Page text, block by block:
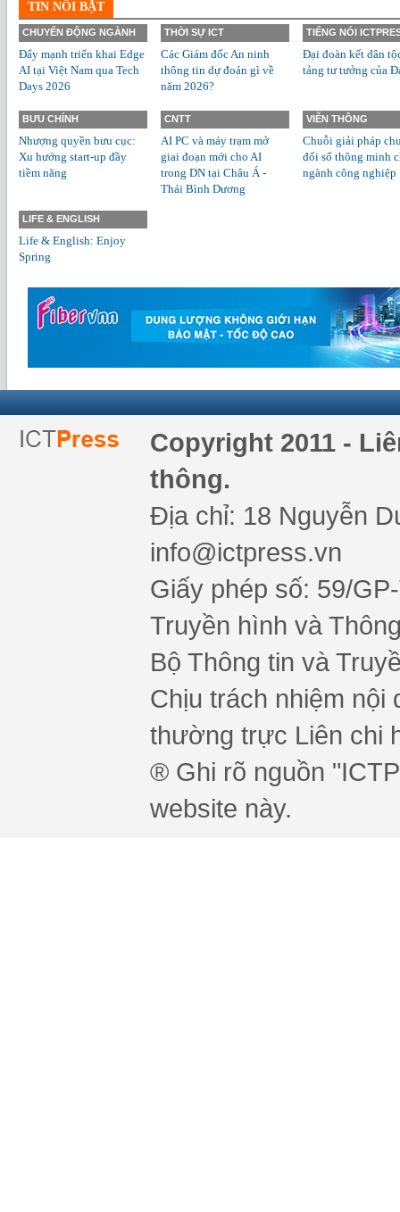
TIN NỔI BẬT
CHUYỂN ĐỘNG NGÀNH
Đẩy mạnh triển khai Edge
AI tại Việt Nam qua Tech
Days 2026
THỜI SỰ ICT
Các Giám đốc An ninh
thông tin dự đoán gì về
năm 2026?
TIẾNG NÓI
Đại đoàn kết dân
tảng tư tưởng của
BƯU CHÍNH
Nhượng quyền bưu cục:
Xu hướng start-up đầy
tiềm năng
CNTT
AI PC và máy trạm mở
giai đoạn mới cho AI
trong DN tại Châu Á -
Thái Bình Dương
VIỄN THÔNG
Chuỗi giải pháp
đổi số thông minh
ngành công nghiệp
LIFE & ENGLISH
Life & English: Enjoy
Spring
Copyright 2011 -
thông.
Địa chỉ: 18 Nguyễn
info@ictpress.vn
Giấy phép số: 59/
Truyền hình và
Bộ Thông tin và
Chịu trách nhiệm nội
thường trực Liên chi
® Ghi rõ nguồn
website này.